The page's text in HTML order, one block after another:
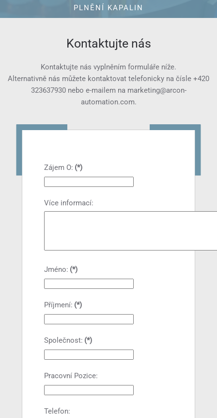
PLNĚNÍ KAPALIN
Kontaktujte nás
Kontaktujte nás vyplněním formuláře níže.
Alternativně nás můžete kontaktovat telefonicky na čísle +420
323637930nebo e-mailem na marketing@arcon-
automation.com.
Zájem O: (*)
Více informací:
Jméno: (*)
Příjmení: (*)
Společnost: (*)
Pracovní Pozice:
Telefon: